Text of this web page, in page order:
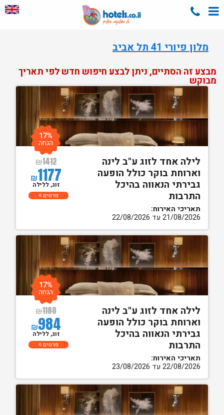
מלון פיורי 41 תל אביב
מבצע זה הסתיים, ניתן לבצע חיפוש חדש לפי תאריך
מבוקש
לילה אחד לזוג ע"ב לינה
וארוחת בוקר כולל הופעה
גבירתי הנאווה בהיכל
התרבות
תאריכי האירוח:
21/08/2026 עד 22/08/2026
₪1412
₪1177
17%
הנחה
זוג, ללילה
פרטים
לילה אחד לזוג ע"ב לינה
וארוחת בוקר כולל הופעה
גבירתי הנאווה בהיכל
התרבות
תאריכי האירוח:
22/08/2026 עד 23/08/2026
₪1180
₪984
17%
הנחה
זוג, ללילה
פרטים